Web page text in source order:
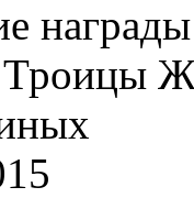
Троицы